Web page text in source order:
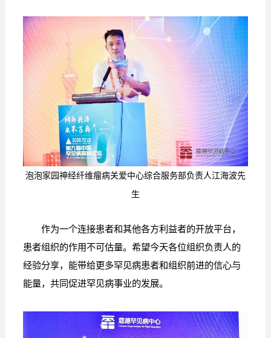
泡泡家园神经纤维瘤病关爱中心综合服务部负责人江海波先
生
作为一个连接患者和其他各方利益者的开放平台，
患者组织的作用不可估量。希望今天各位组织负责人的
经验分享，能带给更多罕见病患者和组织前进的信心与
能量，共同促进罕见病事业的发展。